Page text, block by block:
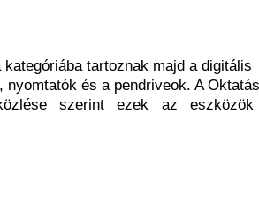
tartoznak majd a digitális
nyomtatók és a pendriveok. A
szerint ezek az